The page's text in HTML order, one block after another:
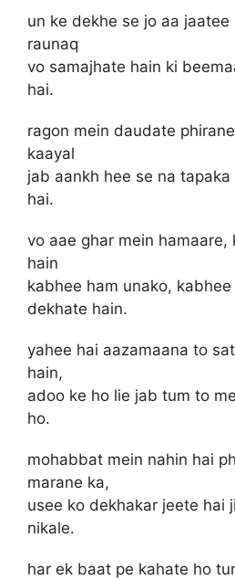
un ke dekhe se jo aa jaatee
raunaq
vo samajhate hain ki
hai.
ragon mein daudate
kaayal
jab aankh hee se na
hai.
vo aae ghar mein
hain
kabhee ham unako,
dekhate hain.
yahee hai aazamaana to
hain,
adoo ke ho lie jab tum to
ho.
mohabbat mein nahin hai
marane ka,
usee ko dekhakar jeete hai
nikale.
har ek baat pe kahate ho